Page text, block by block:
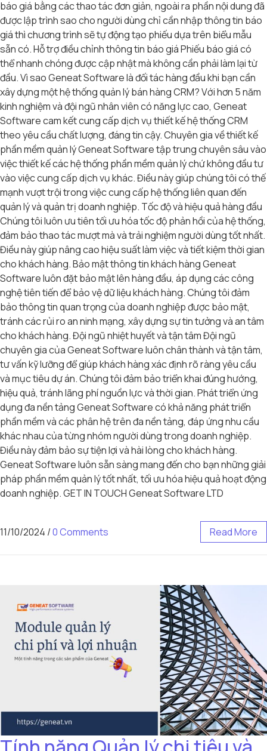
báo giá bằng các thao tác đơn giản, ngoài ra phần nội dung đã
được lập trình sao cho người dùng chỉ cần nhập thông tin báo
giá thì chương trình sẽ tự động tạo phiếu dựa trên biểu mẫu
sẵn có. Hỗ trợ điều chỉnh thông tin báo giá Phiếu báo giá có
thể nhanh chóng được cập nhật mà không cần phải làm lại từ
đầu. Vì sao Geneat Software là đối tác hàng đầu khi bạn cần
xây dựng một hệ thống quản lý bán hàng CRM? Với hơn 5 năm
kinh nghiệm và đội ngũ nhân viên có năng lực cao, Geneat
Software cam kết cung cấp dịch vụ thiết kế hệ thống CRM
theo yêu cầu chất lượng, đáng tin cậy. Chuyên gia về thiết kế
phần mềm quản lý Geneat Software tập trung chuyên sâu vào
việc thiết kế các hệ thống phần mềm quản lý chứ không đầu tư
vào việc cung cấp dịch vụ khác. Điều này giúp chúng tôi có thế
mạnh vượt trội trong việc cung cấp hệ thống liên quan đến
quản lý và quản trị doanh nghiệp. Tốc độ và hiệu quả hàng đầu
Chúng tôi luôn ưu tiên tối ưu hóa tốc độ phản hồi của hệ thống,
đảm bảo thao tác mượt mà và trải nghiệm người dùng tốt nhất.
Điều này giúp nâng cao hiệu suất làm việc và tiết kiệm thời gian
cho khách hàng. Bảo mật thông tin khách hàng Geneat
Software luôn đặt bảo mật lên hàng đầu, áp dụng các công
nghệ tiên tiến để bảo vệ dữ liệu khách hàng. Chúng tôi đảm
bảo thông tin quan trọng của doanh nghiệp được bảo mật,
tránh các rủi ro an ninh mạng, xây dựng sự tin tưởng và an tâm
cho khách hàng. Đội ngũ nhiệt huyết và tận tâm Đội ngũ
chuyên gia của Geneat Software luôn chân thành và tận tâm,
tư vấn kỹ lưỡng để giúp khách hàng xác định rõ ràng yêu cầu
và mục tiêu dự án. Chúng tôi đảm bảo triển khai đúng hướng,
hiệu quả, tránh lãng phí nguồn lực và thời gian. Phát triển ứng
dụng đa nền tảng Geneat Software có khả năng phát triển
phần mềm và các phân hệ trên đa nền tảng, đáp ứng nhu cầu
khác nhau của từng nhóm người dùng trong doanh nghiệp.
Điều này đảm bảo sự tiện lợi và hài lòng cho khách hàng.
Geneat Software luôn sẵn sàng mang đến cho bạn những giải
pháp phần mềm quản lý tốt nhất, tối ưu hóa hiệu quả hoạt động
doanh nghiệp. GET IN TOUCH Geneat Software LTD
11/10/2024 /0 Comments Read More